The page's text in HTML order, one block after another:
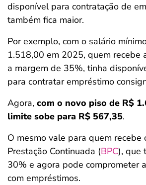
disponível para contratação de
também fica maior.
Por exemplo, com o salário
1.518,00 em 2025, quem recebe
a margem de 35%, tinha
para contratar empréstimo
Agora, com o novo piso de R$
limite sobe para R$ 567,35.
O mesmo vale para quem recebe
Prestação Continuada (BPC), que
30% e agora pode comprometer
com empréstimos.